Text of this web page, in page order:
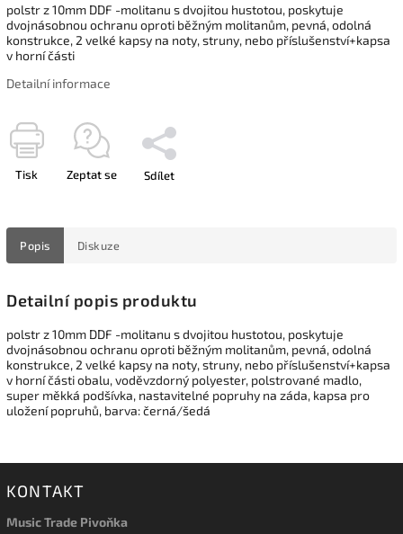
polstr z 10mm DDF -molitanu s dvojitou hustotou, poskytuje
dvojnásobnou ochranu oproti běžným molitanům, pevná, odolná
konstrukce, 2 velké kapsy na noty, struny, nebo příslušenství+kapsa
v horní části
Detailní informace
Tisk Zeptat se Sdílet
Popis Diskuze
Detailní popis produktu
polstr z 10mm DDF -molitanu s dvojitou hustotou, poskytuje
dvojnásobnou ochranu oproti běžným molitanům, pevná, odolná
konstrukce, 2 velké kapsy na noty, struny, nebo příslušenství+kapsa
v horní části obalu, voděvzdorný polyester, polstrované madlo,
super měkká podšívka, nastavitelné popruhy na záda, kapsa pro
uložení popruhů, barva: černá/šedá
KONTAKT
Music Trade Pivoňka